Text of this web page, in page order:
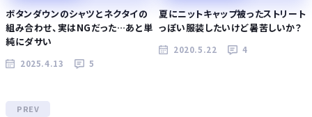
ボタンダウンのシャツとネクタイの
組み合わせ、実はNGだった…あと単
純にダサい
2025.4.13 5
夏にニットキャップ被ったストリート
っぽい服装したいけど暑苦しいか？
2020.5.22 4